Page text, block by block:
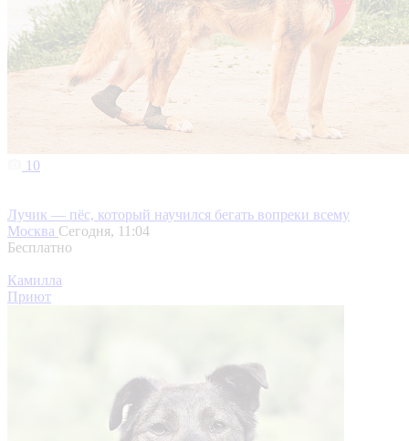
10
Лучик — пёс, который научился бегать вопреки всему
Москва Сегодня, 11:04
Бесплатно
Камилла
Приют